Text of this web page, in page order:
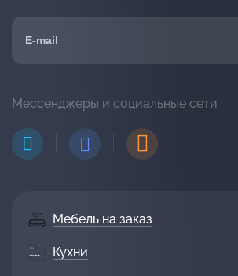
Мебель на заказ
Кухни
Мессенджеры и социальные сети